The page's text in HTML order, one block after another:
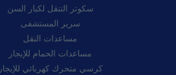
سكوتر التنقل لكبار السن
سرير المستشفى
مساعدات النقل
مساعدات الحمام للإيجار
كرسي متحرك كهربائي للإيجار